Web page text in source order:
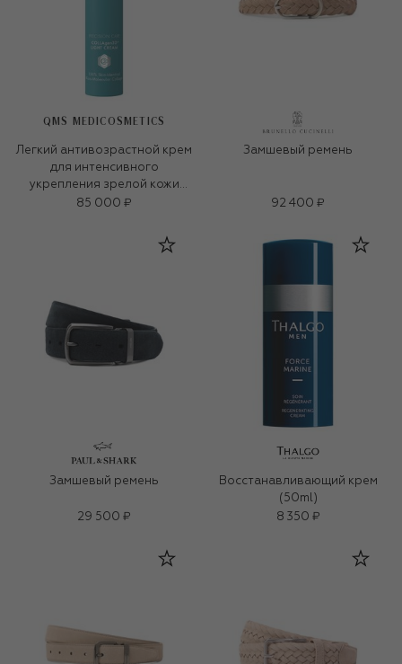
QMS MEDICOSMETICS
Легкий антивозрастной крем
для интенсивного
укрепления зрелой кожи
«3D-коллаген» (50ml)
85 000 ₽
Замшевый ремень
92 400 ₽
Замшевый ремень
29 500 ₽
Восстанавливающий крем
(50ml)
8 350 ₽